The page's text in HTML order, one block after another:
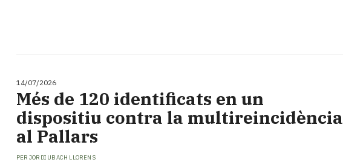
14/07/2026
​Més de 120 identificats en un
dispositiu contra la multireincidència
al Pallars
PER JORDI UBACH LLORENS